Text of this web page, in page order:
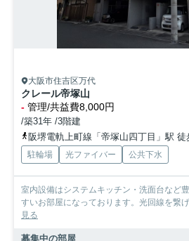
大阪市住吉区万代
クレール帝塚山
- 管理/共益費8,000円
/築31年 /3階建
阪堺電軌上町線「帝塚山四丁目」駅 徒
駐輪場 光ファイバー 公共下水
室内設備はシステムキッチン・洗面台など
すいお部屋になっております。光回線を繋
見る
募集中の部屋